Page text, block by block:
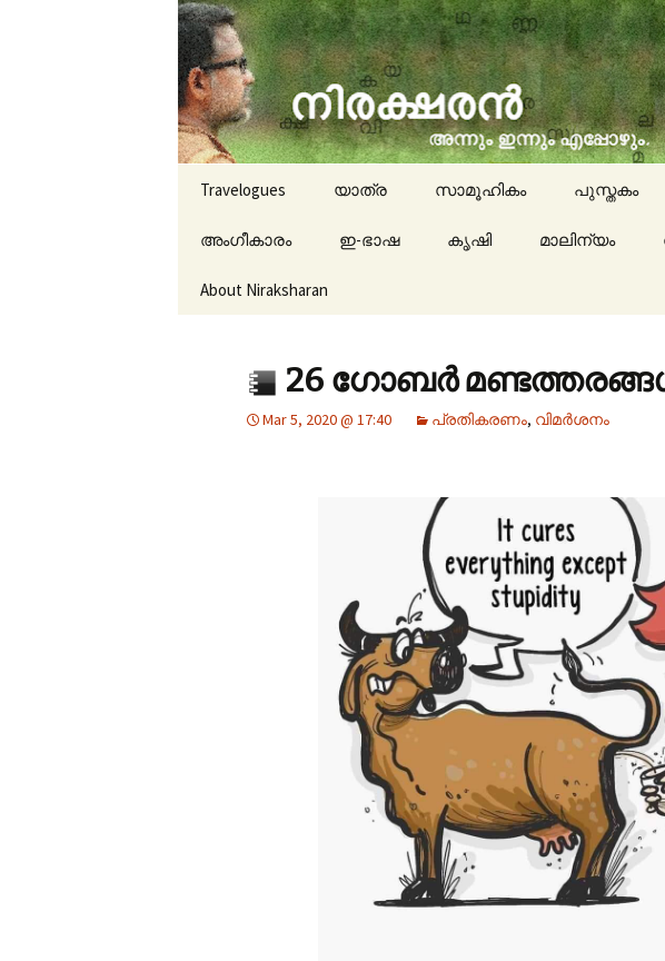
niraksharan
travelogues, book reviews, social issues,
Skip to content
Travelogues യാത്ര സാമൂഹികം പുസ്തകം
അംഗീകാരം ഇ-ഭാഷ കൃഷി മാലിന്യം
About Niraksharan
26 ഗോബർ
Mar 5, 2020 @ 17:40 പ്രതികരണം, വിമർശനം